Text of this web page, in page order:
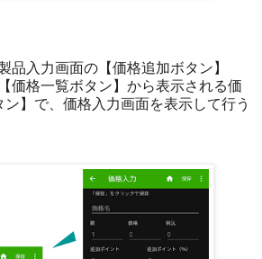
品入力画面の【価格追加ボタン】
価格一覧ボタン】から表示される価
】で、価格入力画面を表示して行う